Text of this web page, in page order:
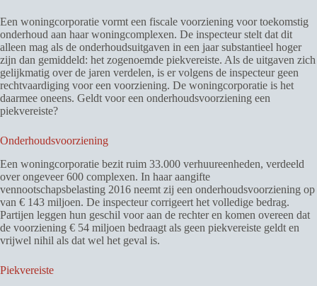
Een woningcorporatie vormt een fiscale voorziening voor toekomstig
onderhoud aan haar woningcomplexen. De inspecteur stelt dat dit
alleen mag als de onderhoudsuitgaven in een jaar substantieel hoger
zijn dan gemiddeld: het zogenoemde piekvereiste. Als de uitgaven zich
gelijkmatig over de jaren verdelen, is er volgens de inspecteur geen
rechtvaardiging voor een voorziening. De woningcorporatie is het
daarmee oneens. Geldt voor een onderhoudsvoorziening een
piekvereiste?
Onderhoudsvoorziening
Een woningcorporatie bezit ruim 33.000 verhuureenheden, verdeeld
over ongeveer 600 complexen. In haar aangifte
vennootschapsbelasting 2016 neemt zij een onderhoudsvoorziening op
van € 143 miljoen. De inspecteur corrigeert het volledige bedrag.
Partijen leggen hun geschil voor aan de rechter en komen overeen dat
de voorziening € 54 miljoen bedraagt als geen piekvereiste geldt en
vrijwel nihil als dat wel het geval is.
Piekvereiste